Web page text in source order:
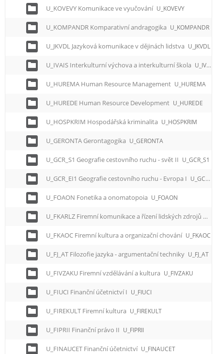
U_KOVEVY Komunikace ve vyučování U_KOVEVY
U_KOMPANDR Komparativní andragogika U_KOMPANDR
U_JKVDL Jazyková komunikace v dějinách lidstva U_JKVDL
U_IVAIS Interkulturní výchova a interkulturní škola U_IVAIS
U_HUREMA Human Resource Management U_HUREMA
U_HUREDE Human Resource Development U_HUREDE
U_HOSPKRIM Hospodářská kriminalita U_HOSPKRIM
U_GERONTA Gerontagogika U_GERONTA
U_GCR_S1 Geografie cestovního ruchu - svět II U_GCR_S1
U_GCR_EI1 Geografie cestovního ruchu - Evropa I U_GCR_EI1
U_FOAON Fonetika a onomatopoia U_FOAON
U_FKARLZ Firemní komunikace a řízení lidských zdrojů
U_FKAOC Firemní kultura a organizační chování U_FKAOC
U_FJ_AT Filozofie jazyka - argumentační techniky U_FJ_AT
U_FIVZAKU Firemní vzdělávání a kultura U_FIVZAKU
U_FIUCI Finanční účetnictví I U_FIUCI
U_FIREKULT Firemní kultura U_FIREKULT
U_FIPRII Finanční právo II U_FIPRII
U_FINAUCET Finanční účetnictví U_FINAUCET